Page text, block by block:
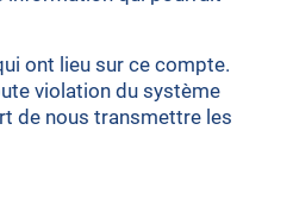
ont lieu sur ce compte.
violation du système
de nous transmettre les